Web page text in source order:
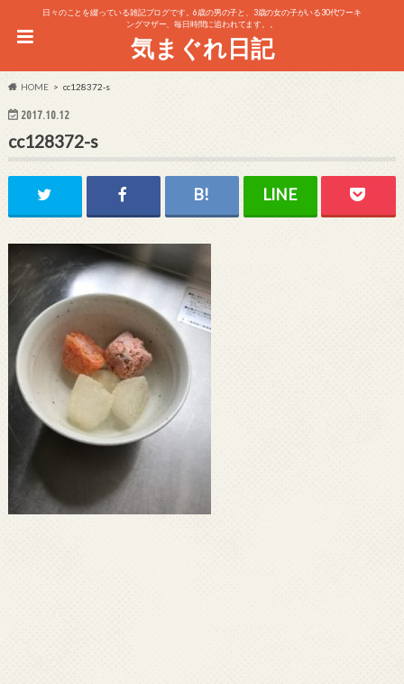
日々のことを綴っている雑記ブログです。6歳の男の子と、3歳の女の子がいる30代ワーキ
ングマザー、毎日時間に追われてます。。
気まぐれ日記
HOME cc128372-s
2017.10.12
cc128372-s